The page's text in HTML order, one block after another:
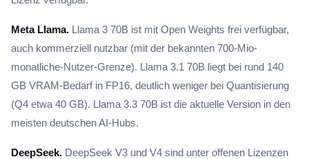
Meta Llama. Llama 3 70B ist mit Open Weights frei verfügbar,
auch kommerziell nutzbar (mit der bekannten 700-Mio-
monatliche-Nutzer-Grenze). Llama 3.1 70B liegt bei rund 140
GB VRAM-Bedarf in FP16, deutlich weniger bei Quantisierung
(Q4 etwa 40 GB). Llama 3.3 70B ist die aktuelle Version in den
meisten deutschen AI-Hubs.
DeepSeek. DeepSeek V3 und V4 sind unter offenen Lizenzen